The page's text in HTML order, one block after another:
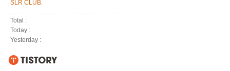
SLR CLUB.
Total :
Today :
Yesterday :